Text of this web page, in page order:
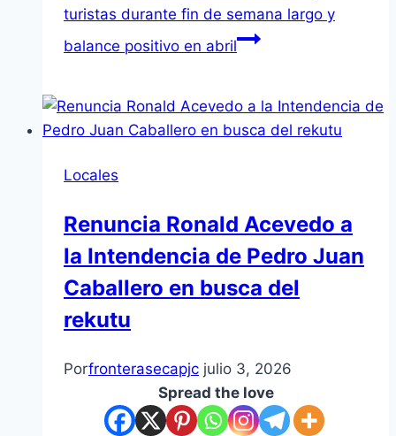
turistas durante fin de semana largo y
balance positivo en abril
Locales
Renuncia Ronald Acevedo a
la Intendencia de Pedro Juan
Caballero en busca del
rekutu
Porfronterasecapjc julio 3, 2026
Spread the love